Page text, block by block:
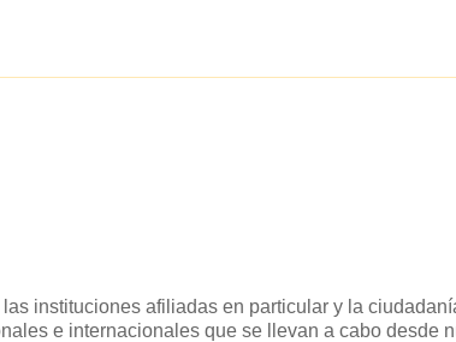
instituciones afiliadas en particular y la
e internacionales que se llevan a cabo desde